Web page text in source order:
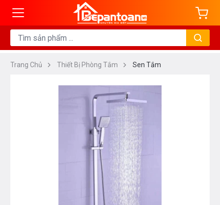
Trang Chủ Thiết Bị Phòng Tắm Sen Tắm